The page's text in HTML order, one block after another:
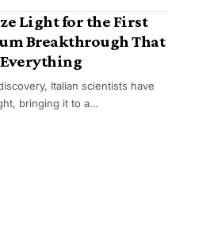
Light for the First
Breakthrough That
Italian scientists have
bringing it to a…